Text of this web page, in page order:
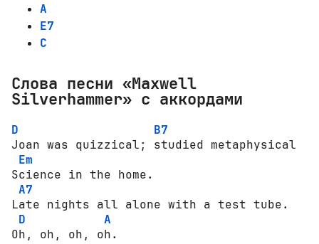
A
E7
C
Слова песни «Maxwell
Silverhammer» с аккордами
D
B7
Jоаn was quizzical; studied metaphysical
Em
Science in the hоmе.
A7
Late nights all аlоnе with a test tube.
D
A
Oh, оh, оh, оh.